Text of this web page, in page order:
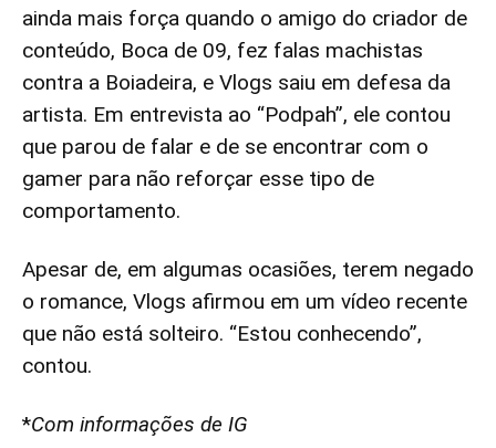
ainda mais força quando o amigo do criador de
conteúdo, Boca de 09, fez falas machistas
contra a Boiadeira, e Vlogs saiu em defesa da
artista. Em entrevista ao “Podpah”, ele contou
que parou de falar e de se encontrar com o
gamer para não reforçar esse tipo de
comportamento.
Apesar de, em algumas ocasiões, terem negado
o romance, Vlogs afirmou em um vídeo recente
que não está solteiro. “Estou conhecendo”,
contou.
*Com informações de IG